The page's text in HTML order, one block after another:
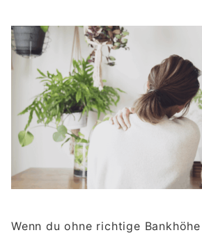
Wenn du ohne richtige